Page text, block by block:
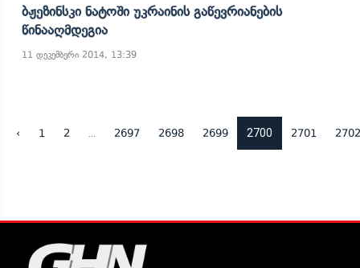
Ბჟეზინსკი Ნატოში Უკრაინის Გაწევრიანების
Წინააღმდეგია
11 დეკემბერი 2014, 13:39
‹ 1 2 2697 2698 2699 2700 2701 2702